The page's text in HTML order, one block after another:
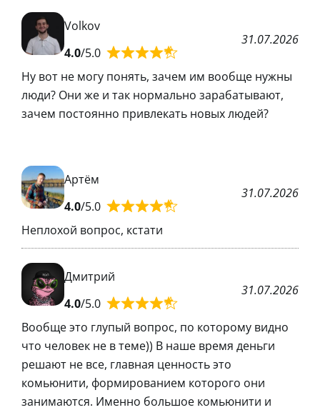
Volkov
4.0/5.0
31.07.2026
Ну вот не могу понять, зачем им вообще нужны
люди? Они же и так нормально зарабатывают,
зачем постоянно привлекать новых людей?
Артём
4.0/5.0
31.07.2026
Неплохой вопрос, кстати
Дмитрий
4.0/5.0
31.07.2026
Вообще это глупый вопрос, по которому видно
что человек не в теме)) В наше время деньги
решают не все, главная ценность это
комьюнити, формированием которого они
занимаются. Именно большое комьюнити и